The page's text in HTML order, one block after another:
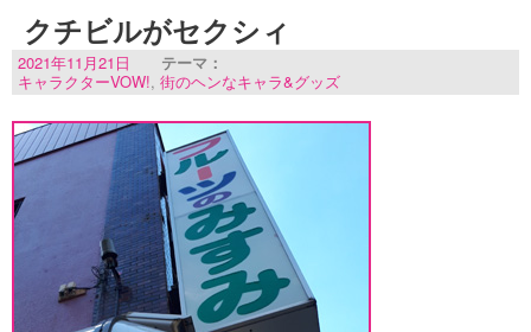
クチビルがセクシィ
2021年11月21日
テーマ：
キャラクターVOW!, 街のヘンなキャラ&グッズ